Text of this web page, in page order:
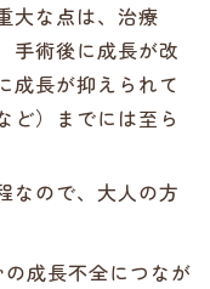
大な点は、治療
手術後に成長が改
成長が抑えられて
ど）までには至ら
なので、大人の方
成長不全につなが